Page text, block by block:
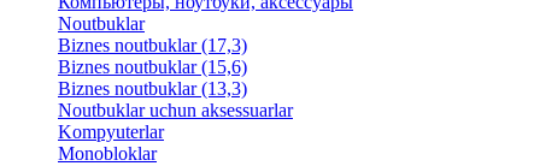
Noutbuklar
Biznes noutbuklar (17,3)
Biznes noutbuklar (15,6)
Biznes noutbuklar (13,3)
Noutbuklar uchun aksessuarlar
Kompyuterlar
Monobloklar